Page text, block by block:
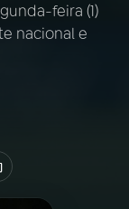
feira (1)
nacional e